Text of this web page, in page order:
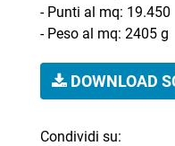
- Punti al mq: 19.450
- Peso al mq: 2405 g
DOWNLOAD
Condividi su: